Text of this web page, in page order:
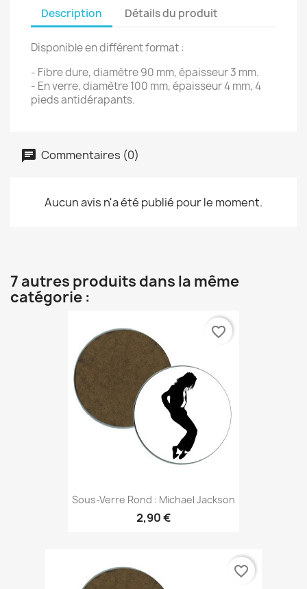
Description Détails du produit
Disponible en différent format :
- Fibre dure, diamètre 90 mm, épaisseur 3 mm.
- En verre, diamètre 100 mm, épaisseur 4 mm, 4
pieds antidérapants.
Commentaires (0)
Aucun avis n'a été publié pour le moment.
7 autres produits dans la même
catégorie :
Sous-Verre Rond : Michael Jackson
2,90 €
favorite_border
favorite_border